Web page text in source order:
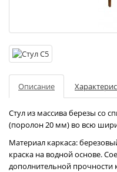
Описание
Стул из массива березы со
(поролон 20 мм) во всю
Материал каркаса:
краска на водной основе.
дополнительной прочности